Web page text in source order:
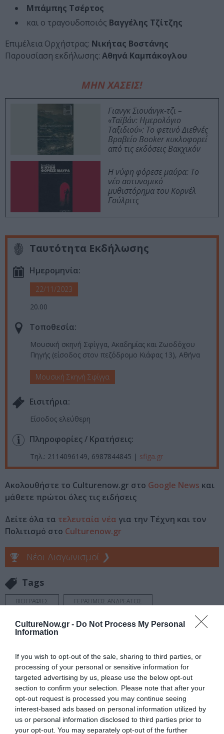
CultureNow.gr - Do Not Process My Personal
Information
If you wish to opt-out of the sale, sharing to third parties, or
processing of your personal or sensitive information for
targeted advertising by us, please use the below opt-out
section to confirm your selection. Please note that after your
opt-out request is processed you may continue seeing
interest-based ads based on personal information utilized by
us or personal information disclosed to third parties prior to
your opt-out. You may separately opt-out of the further
Μπάμπης Τσέρτος
και ο τραγουδοποιός Βαγγέλης Τζίτζης
Επιμέλεια Ορχήστρας: Νικήτας Βοστάνης
Παρουσίαση εκδήλωσης: Αθηνά Καμπάκογλου
ΜΗΝ ΧΑΣΕΙΣ!
Γιανγκ Σιουάνγκ-τζι –
«Ταϊβάν: Ημερολόγιο
Ταξιδιού»: Το φετινό Διεθνές
Βραβείο Booker κυκλοφορεί
από τις εκδόσεις Βακχικόν
Η νύφη φόρεσε μαύρα: Το
νέο αστυνομικό
μυθιστόρημα του Κορνέλ
Γούλριτς
Ταυτότητα Εκδήλωσης
Ημερομηνία:
22/11/2023
20.00
Τοποθεσία:
Μουσική σκηνή Σφίγγα, Ακαδημίας και Ζωοδόχου
Πηγής (είσοδος στον πεζόδρομο Κιάφας 13), Αθήνα
Μουσική Σκηνή Σφίγγα
Eισιτήρια:
Είσοδος ελεύθερη
Πληροφορίες / Κρατήσεις:
Τηλ.: 2114096149, 6987844845 | sfiga.gr
Ακολουθήστε το Culturenow.gr στο Google News και
μάθετε πρώτοι όλες τις ειδήσεις
Δείτε όλα τα τελευταία νέα για την Τέχνη και τον
Πολιτισμό στο Culturenow.gr
Νέοι Διαγωνισμοί ❯
Tags
ΒΙΟΓΡΑΦΙΕΣ
ΓΕΡΑΣΙΜΟΣ ΑΝΔΡΕΑΤΟΣ
ΔΩΡΕΑΝ ΕΚΔΗΛΩΣΕΙΣ
ΠΑΡΟΥΣΙΑΣΕΙΣ ΒΙΒΛΙΩΝ
ΣΟΦΙΑ ΠΑΠΑΖΟΓΛΟΥ
ΣΥΝΑΥΛΙΕΣ 2023
Newsletter
Κάθε βδομάδα στο e-mail σας τα τελευταία νέα για